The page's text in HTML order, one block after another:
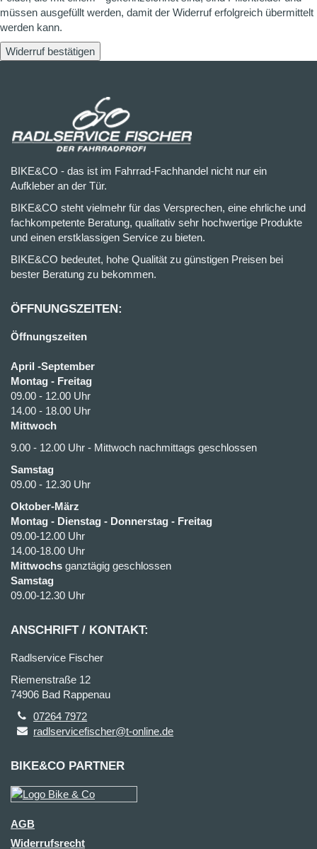
müssen ausgefüllt werden, damit der Widerruf erfolgreich übermittelt
werden kann.
Widerruf bestätigen
BIKE&CO - das ist im Fahrrad-Fachhandel nicht nur ein
Aufkleber an der Tür.
BIKE&CO steht vielmehr für das Versprechen, eine ehrliche und
fachkompetente Beratung, qualitativ sehr hochwertige Produkte
und einen erstklassigen Service zu bieten.
BIKE&CO bedeutet, hohe Qualität zu günstigen Preisen bei
bester Beratung zu bekommen.
ÖFFNUNGSZEITEN:
Öffnungszeiten
April -September
Montag - Freitag
09.00 - 12.00 Uhr
14.00 - 18.00 Uhr
Mittwoch
9.00 - 12.00 Uhr - Mittwoch nachmittags geschlossen
Samstag
09.00 - 12.30 Uhr
Oktober-März
Montag - Dienstag - Donnerstag - Freitag
09.00-12.00 Uhr
14.00-18.00 Uhr
Mittwochs ganztägig geschlossen
Samstag
09.00-12.30 Uhr
ANSCHRIFT / KONTAKT:
Radlservice Fischer
Riemenstraße 12
74906 Bad Rappenau
07264 7972
radlservicefischer@t-online.de
BIKE&CO PARTNER
AGB
Widerrufsrecht